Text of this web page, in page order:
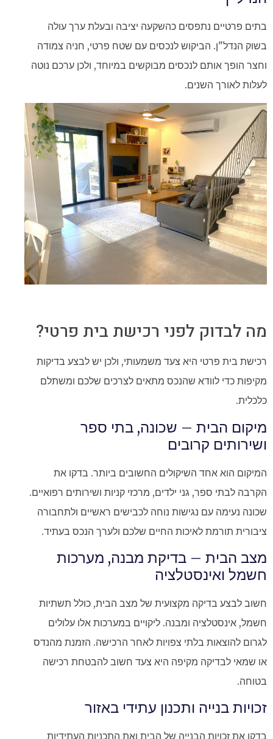
בתים פרטיים נתפסים כהשקעה יציבה ובעלת ערך עולה
בשוק הנדל"ן. הביקוש לנכסים עם שטח פרטי, חניה צמודה
וחצר הופך אותם לנכסים מבוקשים במיוחד, ולכן ערכם נוטה
לעלות לאורך השנים.
מה לבדוק לפני רכישת בית פרטי?
רכישת בית פרטי היא צעד משמעותי, ולכן יש לבצע בדיקות
מקיפות כדי לוודא שהנכס מתאים לצרכים שלכם ומשתלם
כלכלית.
מיקום הבית – שכונה, בתי ספר
ושירותים קרובים
המיקום הוא אחד השיקולים החשובים ביותר. בדקו את
הקרבה לבתי ספר, גני ילדים, מרכזי קניות ושירותים רפואיים.
שכונה נעימה עם נגישות נוחה לכבישים ראשיים ולתחבורה
ציבורית תורמת לאיכות החיים שלכם ולערך הנכס בעתיד.
מצב הבית – בדיקת מבנה, מערכות
חשמל ואינסטלציה
חשוב לבצע בדיקה מקצועית של מצב הבית, כולל תשתיות
חשמל, אינסטלציה ומבנה. ליקויים במערכות אלו עלולים
לגרום להוצאות בלתי צפויות לאחר הרכישה. הזמנת מהנדס
או שמאי לבדיקה מקיפה היא צעד חשוב להבטחת רכישה
בטוחה.
זכויות בנייה ותכנון עתידי באזור
בדקו את זכויות הבנייה של הבית ואת התכניות העתידיות